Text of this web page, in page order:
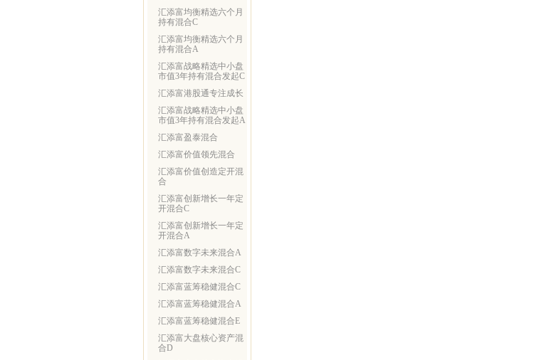
汇添富均衡精选六个月
持有混合C
汇添富均衡精选六个月
持有混合A
汇添富战略精选中小盘
市值3年持有混合发起C
汇添富港股通专注成长
汇添富战略精选中小盘
市值3年持有混合发起A
汇添富盈泰混合
汇添富价值领先混合
汇添富价值创造定开混
合
汇添富创新增长一年定
开混合C
汇添富创新增长一年定
开混合A
汇添富数字未来混合A
汇添富数字未来混合C
汇添富蓝筹稳健混合C
汇添富蓝筹稳健混合A
汇添富蓝筹稳健混合E
汇添富大盘核心资产混
合D